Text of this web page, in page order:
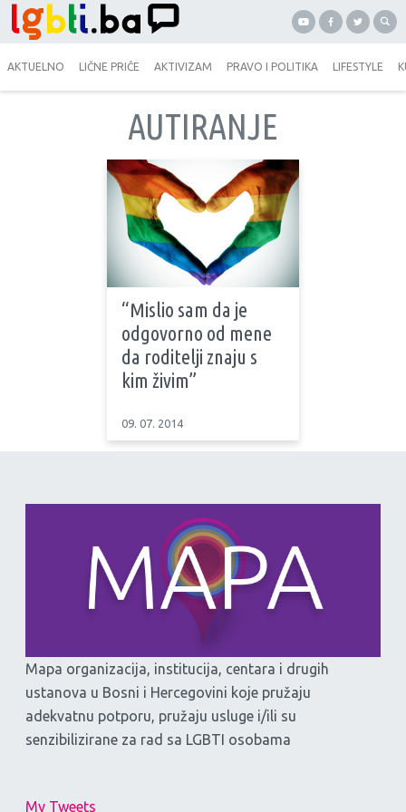
AKTUELNO LIČNE PRIČE AKTIVIZAM PRAVO I POLITIKA LIFESTYLE
AUTIRANJE
“Mislio sam da je
odgovorno od mene
da roditelji znaju s
kim živim”
09. 07. 2014
Mapa organizacija, institucija, centara i drugih
ustanova u Bosni i Hercegovini koje pružaju
adekvatnu potporu, pružaju usluge i/ili su
senzibilizirane za rad sa LGBTI osobama
My Tweets